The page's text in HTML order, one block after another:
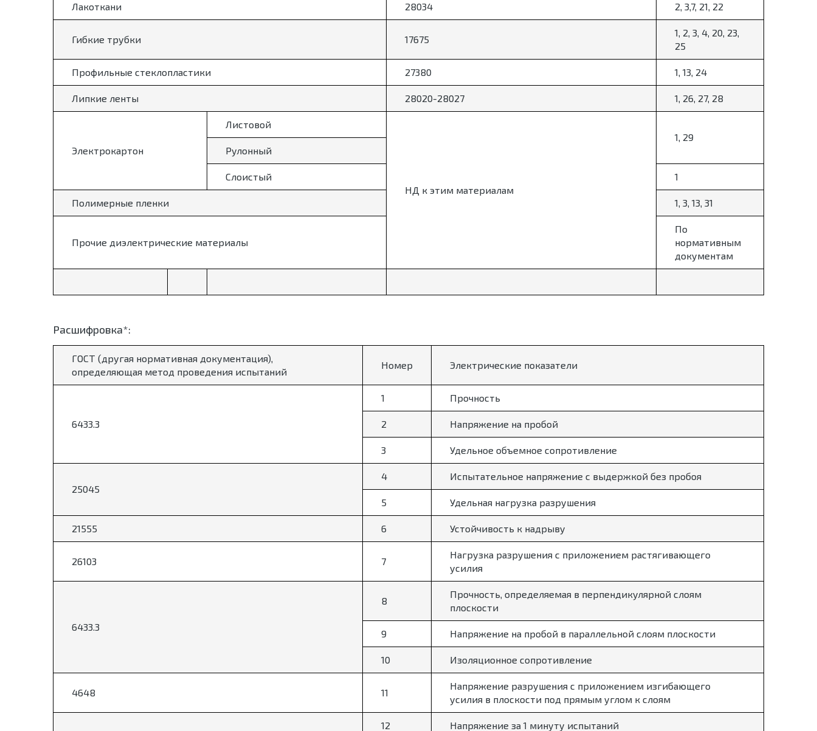
Лакоткани 28034 2, 3,7, 21, 22
Гибкие трубки 17675
1, 2, 3, 4, 20, 23,
25
Профильные стеклопластики 27380 1, 13, 24
Липкие ленты 28020-28027 1, 26, 27, 28
Электрокартон
Листовой
НД к этим материалам
1, 29
Рулонный
Слоистый 1
Полимерные пленки 1, 3, 13, 31
Прочие диэлектрические материалы
По
нормативным
документам
Расшифровка*:
ГОСТ (другая нормативная документация),
определяющая метод проведения испытаний
Номер Электрические показатели
6433.3
1 Прочность
2 Напряжение на пробой
3 Удельное объемное сопротивление
25045
4 Испытательное напряжение с выдержкой без пробоя
5 Удельная нагрузка разрушения
21555 6 Устойчивость к надрыву
26103 7
Нагрузка разрушения с приложением растягивающего
усилия
6433.3
8
Прочность, определяемая в перпендикулярной слоям
плоскости
9 Напряжение на пробой в параллельной слоям плоскости
10 Изоляционное сопротивление
4648 11
Напряжение разрушения с приложением изгибающего
усилия в плоскости под прямым углом к слоям
12 Напряжение за 1 минуту испытаний